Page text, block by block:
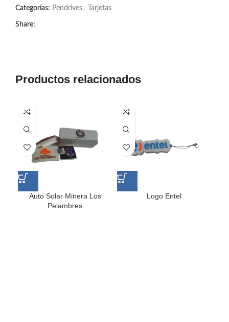
Categorías: Pendrives , Tarjetas
Share:
Productos relacionados
Auto Solar Minera Los
Pelambres
Logo Entel